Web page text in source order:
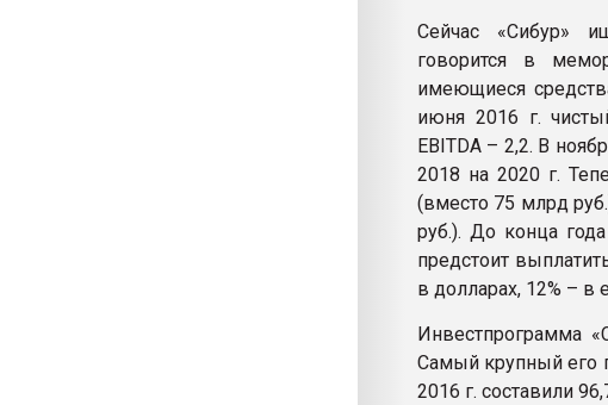
Сейчас «Сибур»
говорится в
имеющиеся
июня 2016 г.
EBITDA – 2,2. В
2018 на 2020 г.
(вместо 75 млрд
руб.). До конца
предстоит
в долларах, 12% – в
Инвестпрограмма
Самый крупный его
2016 г. составили